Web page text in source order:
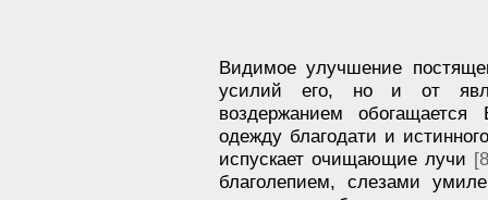
Видимое улучшение
усилий его, но и от
воздержанием
одежду благодати и
испускает очищающие лучи
благолепием, слезами